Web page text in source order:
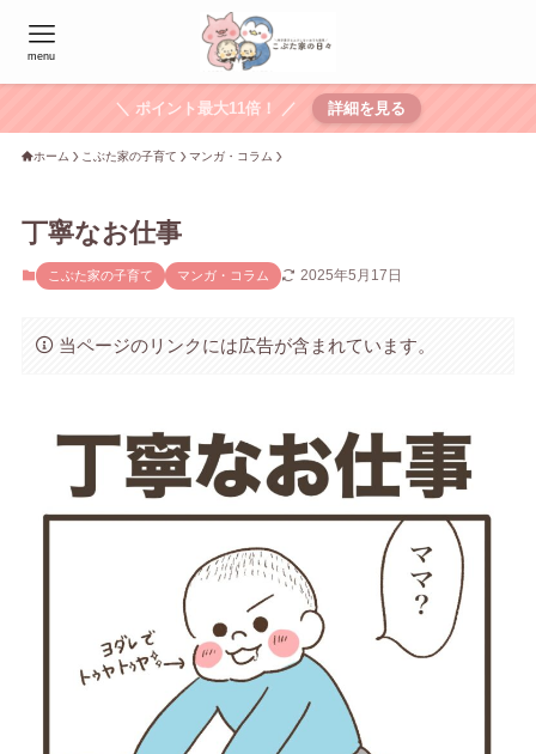
menu
＼ ポイント最大11倍！ ／ 詳細を見る
ホーム こぶた家の子育て マンガ・コラム
丁寧なお仕事
こぶた家の子育て マンガ・コラム 2025年5月17日
当ページのリンクには広告が含まれています。